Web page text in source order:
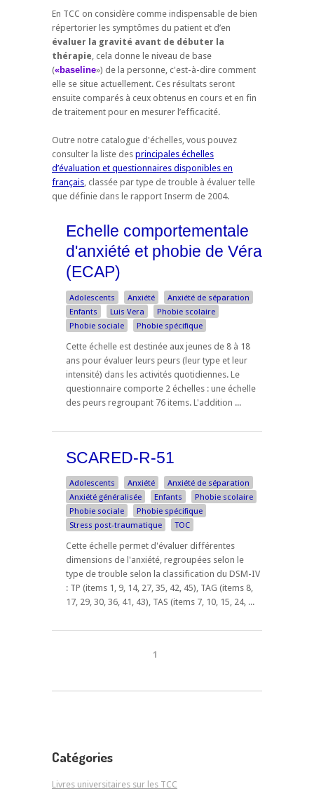
En TCC on considère comme indispensable de bien
répertorier les symptômes du patient et d’en
évaluer la gravité avant de débuter la
thérapie, cela donne le niveau de base
(«baseline») de la personne, c'est-à-dire comment
elle se situe actuellement. Ces résultats seront
ensuite comparés à ceux obtenus en cours et en fin
de traitement pour en mesurer l’efficacité.
Outre notre catalogue d'échelles, vous pouvez
consulter la liste des principales échelles
d’évaluation et questionnaires disponibles en
français, classée par type de trouble à évaluer telle
que définie dans le rapport Inserm de 2004.
Echelle comportementale
d'anxiété et phobie de Véra
(ECAP)
Adolescents Anxiété
Anxiété de séparation
Enfants
Luis Vera
Phobie scolaire
Phobie sociale
Phobie spécifique
Cette échelle est destinée aux jeunes de 8 à 18
ans pour évaluer leurs peurs (leur type et leur
intensité) dans les activités quotidiennes. Le
questionnaire comporte 2 échelles : une échelle
des peurs regroupant 76 items. L'addition ...
SCARED-R-51
Adolescents Anxiété
Anxiété de séparation
Anxiété généralisée
Enfants
Phobie scolaire
Phobie sociale
Phobie spécifique
Stress post-traumatique
TOC
Cette échelle permet d'évaluer différentes
dimensions de l'anxiété, regroupées selon le
type de trouble selon la classification du DSM-IV
: TP (items 1, 9, 14, 27, 35, 42, 45), TAG (items 8,
17, 29, 30, 36, 41, 43), TAS (items 7, 10, 15, 24, ...
1
Catégories
Livres universitaires sur les TCC